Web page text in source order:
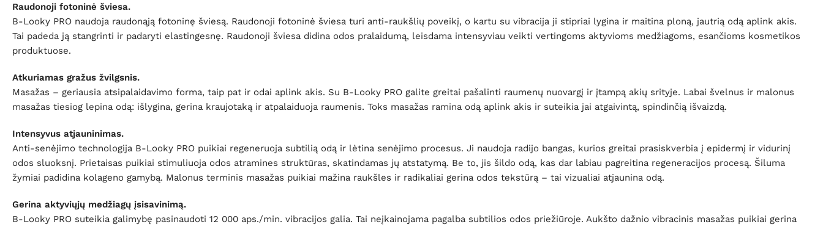
Raudonoji fotoninė šviesa.
B-Looky PRO naudoja raudonąją fotoninę šviesą. Raudonoji fotoninė šviesa turi anti-raukšlių poveikį, o kartu su vibracija ji stipriai lygina ir maitina ploną, jautrią odą aplink akis.
Tai padeda ją stangrinti ir padaryti elastingesnę. Raudonoji šviesa didina odos pralaidumą, leisdama intensyviau veikti vertingoms aktyvioms medžiagoms, esančioms kosmetikos
produktuose.
Atkuriamas gražus žvilgsnis.
Masažas – geriausia atsipalaidavimo forma, taip pat ir odai aplink akis. Su B-Looky PRO galite greitai pašalinti raumenų nuovargį ir įtampą akių srityje. Labai švelnus ir malonus
masažas tiesiog lepina odą: išlygina, gerina kraujotaką ir atpalaiduoja raumenis. Toks masažas ramina odą aplink akis ir suteikia jai atgaivintą, spindinčią išvaizdą.
Intensyvus atjauninimas.
Anti-senėjimo technologija B-Looky PRO puikiai regeneruoja subtilią odą ir lėtina senėjimo procesus. Ji naudoja radijo bangas, kurios greitai prasiskverbia į epidermį ir vidurinį
odos sluoksnį. Prietaisas puikiai stimuliuoja odos atramines struktūras, skatindamas jų atstatymą. Be to, jis šildo odą, kas dar labiau pagreitina regeneracijos procesą. Šiluma
žymiai padidina kolageno gamybą. Malonus terminis masažas puikiai mažina raukšles ir radikaliai gerina odos tekstūrą – tai vizualiai atjaunina odą.
Gerina aktyviųjų medžiagų įsisavinimą.
B-Looky PRO suteikia galimybę pasinaudoti 12 000 aps./min. vibracijos galia. Tai neįkainojama pagalba subtilios odos priežiūroje. Aukšto dažnio vibracinis masažas puikiai gerina